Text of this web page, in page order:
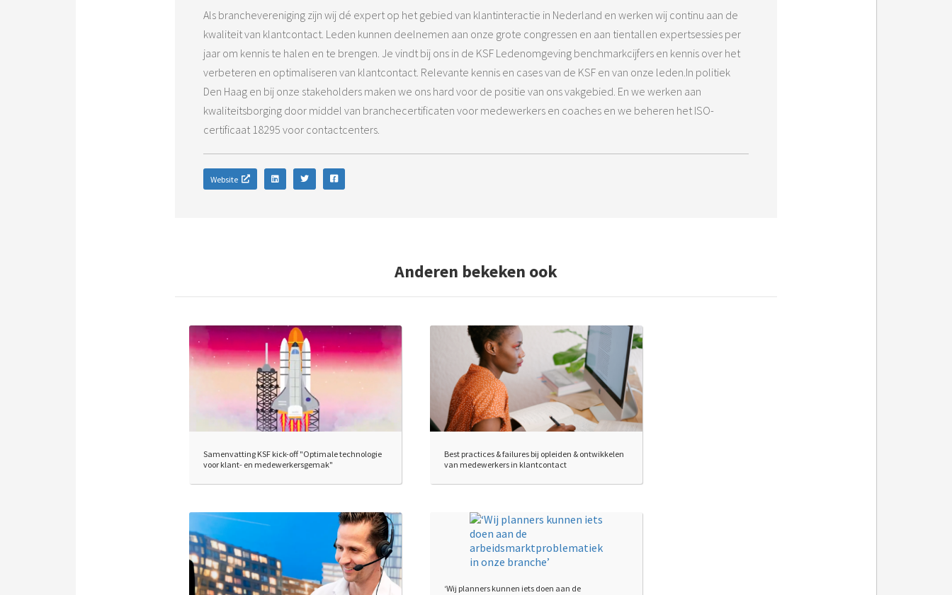
Als branchevereniging zijn wij dé expert op het gebied van klantinteractie in Nederland en werken wij continu aan de
kwaliteit van klantcontact. Leden kunnen deelnemen aan onze grote congressen en aan tientallen expertsessies per
jaar om kennis te halen en te brengen. Je vindt bij ons in de KSF Ledenomgeving benchmarkcijfers en kennis over het
verbeteren en optimaliseren van klantcontact. Relevante kennis en cases van de KSF en van onze leden.In politiek
Den Haag en bij onze stakeholders maken we ons hard voor de positie van ons vakgebied. En we werken aan
kwaliteitsborging door middel van branchecertificaten voor medewerkers en coaches en we beheren het ISO-
certificaat 18295 voor contactcenters.
Website
Anderen bekeken ook
Samenvatting KSF kick-off "Optimale technologie
voor klant- en medewerkersgemak"
Best practices & failures bij opleiden & ontwikkelen
van medewerkers in klantcontact
‘Wij planners kunnen iets doen aan de